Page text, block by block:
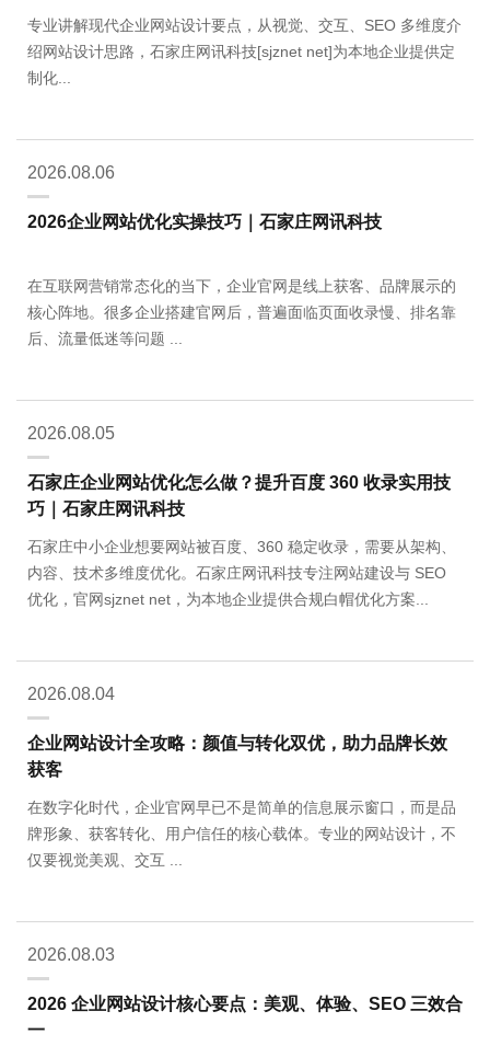
专业讲解现代企业网站设计要点，从视觉、交互、SEO 多维度介
绍网站设计思路，石家庄网讯科技[sjznet net]为本地企业提供定
制化...
2026.08.06
2026企业网站优化实操技巧｜石家庄网讯科技
在互联网营销常态化的当下，企业官网是线上获客、品牌展示的
核心阵地。很多企业搭建官网后，普遍面临页面收录慢、排名靠
2026.08.05
石家庄企业网站优化怎么做？提升百度 360 收录实用技
巧｜石家庄网讯科技
石家庄中小企业想要网站被百度、360 稳定收录，需要从架构、
内容、技术多维度优化。石家庄网讯科技专注网站建设与 SEO
优化，官网sjznet net，为本地企业提供合规白帽优化方案...
2026.08.04
企业网站设计全攻略：颜值与转化双优，助力品牌长效
获客
在数字化时代，企业官网早已不是简单的信息展示窗口，而是品
牌形象、获客转化、用户信任的核心载体。专业的网站设计，不
2026.08.03
2026 企业网站设计核心要点：美观、体验、SEO 三效合
一